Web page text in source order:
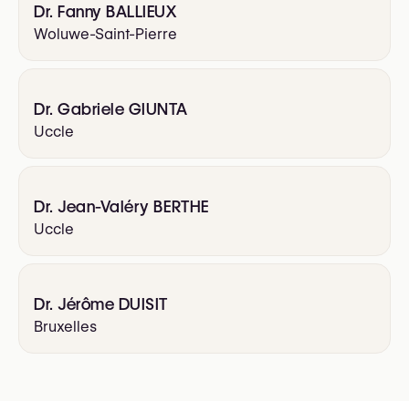
Dr. Fanny BALLIEUX
Woluwe-Saint-Pierre
Dr. Gabriele GIUNTA
Uccle
Dr. Jean-Valéry BERTHE
Uccle
Dr. Jérôme DUISIT
Bruxelles